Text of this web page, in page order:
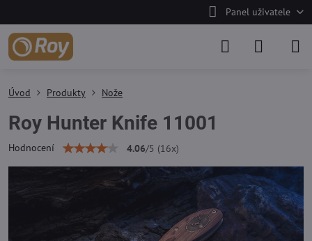
Panel uživatele
Úvod Produkty Nože
Roy Hunter Knife 11001
Hodnocení 4.06/5 (16x)